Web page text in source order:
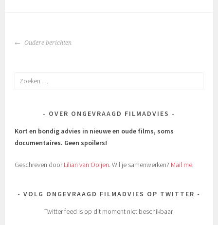
BERICHTENNAVIGATIE
Oudere berichten
Zoeken
OVER ONGEVRAAGD FILMADVIES
Kort en bondig advies in nieuwe en oude films, soms
documentaires. Geen spoilers!
Geschreven doorLilian van Ooijen. Wil je samenwerken? Mail me.
VOLG ONGEVRAAGD FILMADVIES OP TWITTER
Twitter feed is op dit moment niet beschikbaar.